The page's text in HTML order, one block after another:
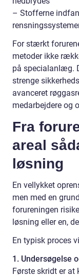
– Stofferne
For stærkt
metoder ikke
på specialanlæg.
strenge
avanceret
medarbejdere og
Fra
areal
løsning
En vellykket
men med en
forureningen
løsning eller en,
En typisk proces
1. Undersøgelse
Første skridt er